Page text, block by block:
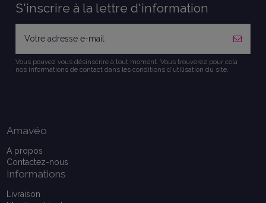
S'inscrire à la lettre d'information
Vous pouvez vous désinscrire à tout moment. Vous trouverez pour cela
nos informations de contact dans les conditions d'utilisation du site.
Amavéo
A propos
Contactez-nous
Informations
Livraison